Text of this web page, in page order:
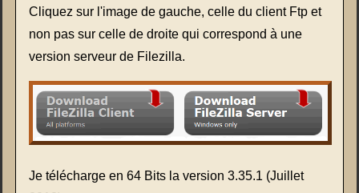
Cliquez sur l'image de gauche, celle du client Ftp et
non pas sur celle de droite qui correspond à une
version serveur de Filezilla.
Je télécharge en 64 Bits la version 3.35.1 (Juillet